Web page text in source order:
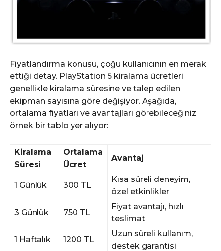
Fiyatlandırma konusu, çoğu kullanıcının en merak
ettiği detay. PlayStation 5 kiralama ücretleri,
genellikle kiralama süresine ve talep edilen
ekipman sayısına göre değişiyor. Aşağıda,
ortalama fiyatları ve avantajları görebileceğiniz
örnek bir tablo yer alıyor:
Kiralama
Süresi
Ortalama
Ücret
Avantaj
1 Günlük 300 TL
Kısa süreli deneyim,
özel etkinlikler
3 Günlük 750 TL
Fiyat avantajı, hızlı
teslimat
1 Haftalık 1200 TL
Uzun süreli kullanım,
destek garantisi